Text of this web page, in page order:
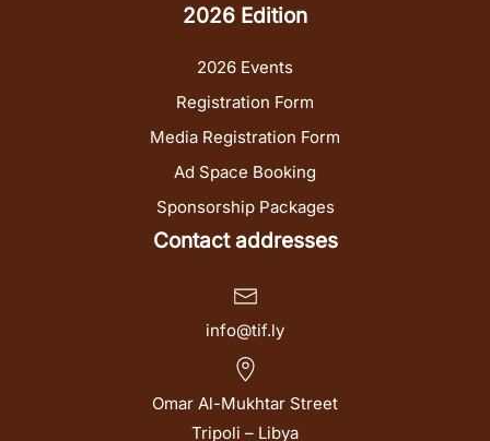
2026 Edition
2026 Events
Registration Form
Media Registration Form
Ad Space Booking
Sponsorship Packages
Contact addresses
info@tif.ly
Omar Al-Mukhtar Street
Tripoli – Libya